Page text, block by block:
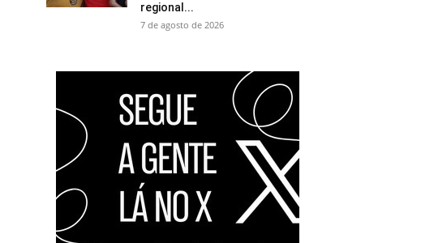
regional...
7 de agosto de 2026